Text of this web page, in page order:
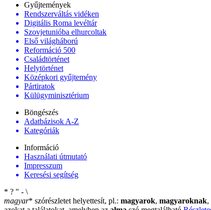
Gyűjtemények
Rendszerváltás vidéken
Digitális Roma levéltár
Szovjetunióba elhurcoltak
Első világháború
Reformáció 500
Családtörténet
Helytörténet
Középkori gyűjtemény
Pártiratok
Külügyminisztérium
Böngészés
Adatbázisok A-Z
Kategóriák
Információ
Használati útmutató
Impresszum
Keresési segítség
* ? " - \
magyar* szórészletet helyettesít, pl.: magyarok, magyaroknak,